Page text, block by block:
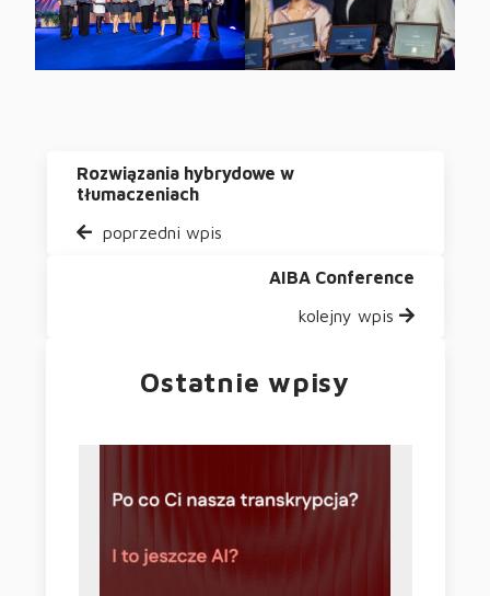
Rozwiązania hybrydowe w
tłumaczeniach
poprzedni wpis
AIBA Conference
kolejny wpis
Ostatnie wpisy